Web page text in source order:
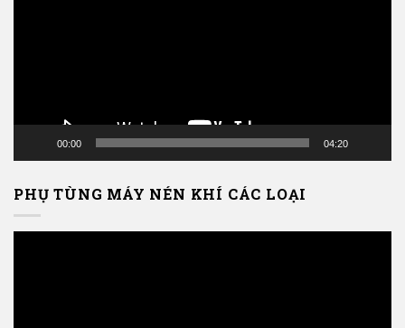
00:00 04:20
PHỤ TÙNG MÁY NÉN KHÍ CÁC LOẠI